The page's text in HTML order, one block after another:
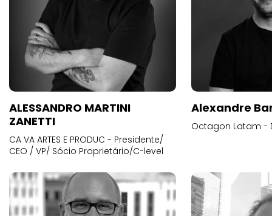
ALESSANDRO MARTINI
ZANETTI
CA VA ARTES E PRODUC - Presidente/
CEO / VP/ Sócio Proprietário/C-level
Alexandre
Octagon Latam -